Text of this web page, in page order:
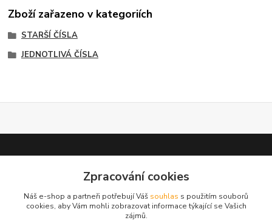
Zboží zařazeno v kategoriích
STARŠÍ ČÍSLA
JEDNOTLIVÁ ČÍSLA
test 2
Zpracování cookies
Náš e-shop a partneři potřebují Váš souhlas s použitím souborů
cookies, aby Vám mohli zobrazovat informace týkající se Vašich
zájmů.